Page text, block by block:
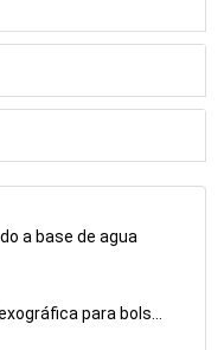
a base de agua
para bolsa